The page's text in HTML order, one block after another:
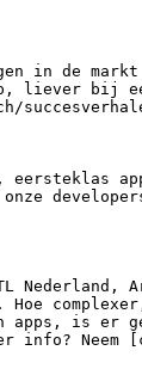
in de
liever bij
Nederland,
apps, is er
info? Neem